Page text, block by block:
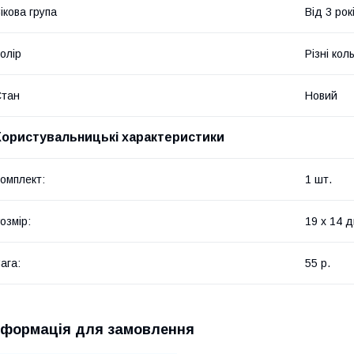
група Від 3
Різні
Новий
характеристики
1 шт.
19 х 14
55 р.
для замовлення